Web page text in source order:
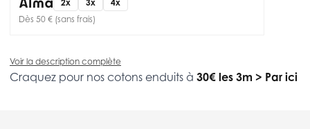
2x 3x
4x
Dès 50 € (sans frais)
Voir la description complète
Craquez pour nos cotons enduits à 30€ les 3m > Par ici